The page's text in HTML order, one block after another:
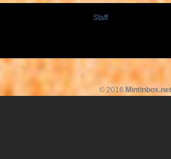
Staff
© 2016 Mintinbox.net